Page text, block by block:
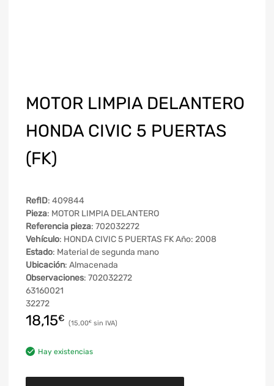
MOTOR LIMPIA DELANTERO
HONDA CIVIC 5 PUERTAS
(FK)
RefID: 409844
Pieza: MOTOR LIMPIA DELANTERO
Referencia pieza: 702032272
Vehículo: HONDA CIVIC 5 PUERTAS FK Año: 2008
Estado: Material de segunda mano
Ubicación: Almacenada
Observaciones: 702032272
63160021
32272
18,15€ 15,00€
Hay existencias